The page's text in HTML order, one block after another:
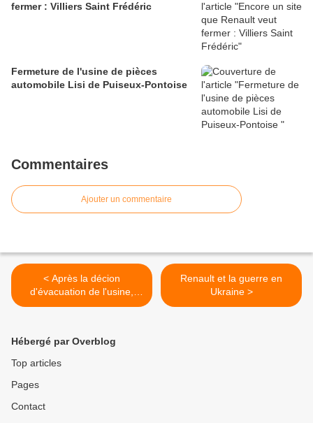
fermer : Villiers Saint Frédéric
Fermeture de l'usine de pièces
automobile Lisi de Puiseux-Pontoise
Commentaires
Ajouter un commentaire
< Après la décion
d'évacuation de l'usine,
2500 personnes en soutien
Renault et la guerre en
Ukraine >
Hébergé par Overblog
Top articles
Pages
Contact